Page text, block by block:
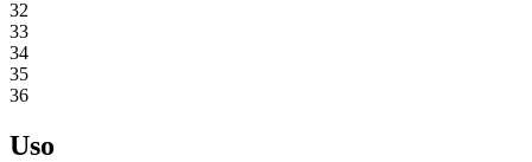
32
33
34
35
36
Uso